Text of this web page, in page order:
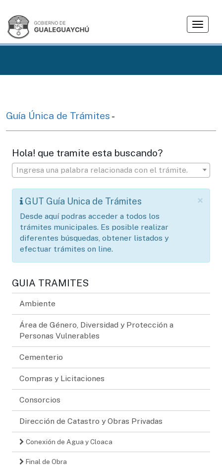
T
g
o
n
Guía Única de Trámites -
Hola! que tramite esta buscando?
Ingresa una palabra relacionada con el trámite.
×
GUT Guía Unica de Trámites
Desde aquí podras acceder a todos los
trámites municipales. Es posible realizar
diferentes búsquedas, obtener listados y
efectuar trámites on line.
GUIA TRAMITES
Ambiente
Área de Género, Diversidad y Protección a
Personas Vulnerables
Cementerio
Compras y Licitaciones
Consorcios
Dirección de Catastro y Obras Privadas
Conexión de Agua y Cloaca
Final de Obra